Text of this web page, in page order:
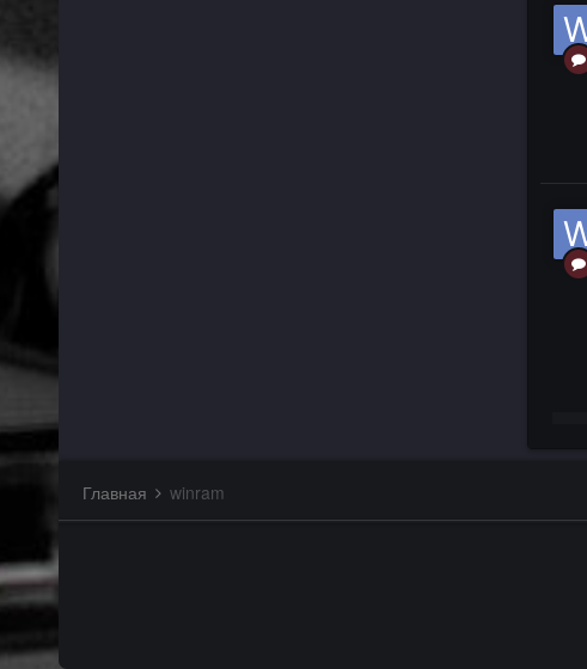
Главная winram